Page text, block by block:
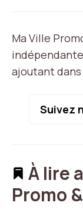
Ma Ville
ajoutant dans
Suivez
À lire
Promo